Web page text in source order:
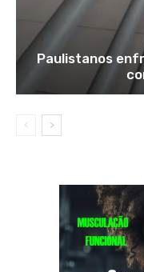
Paulistanos